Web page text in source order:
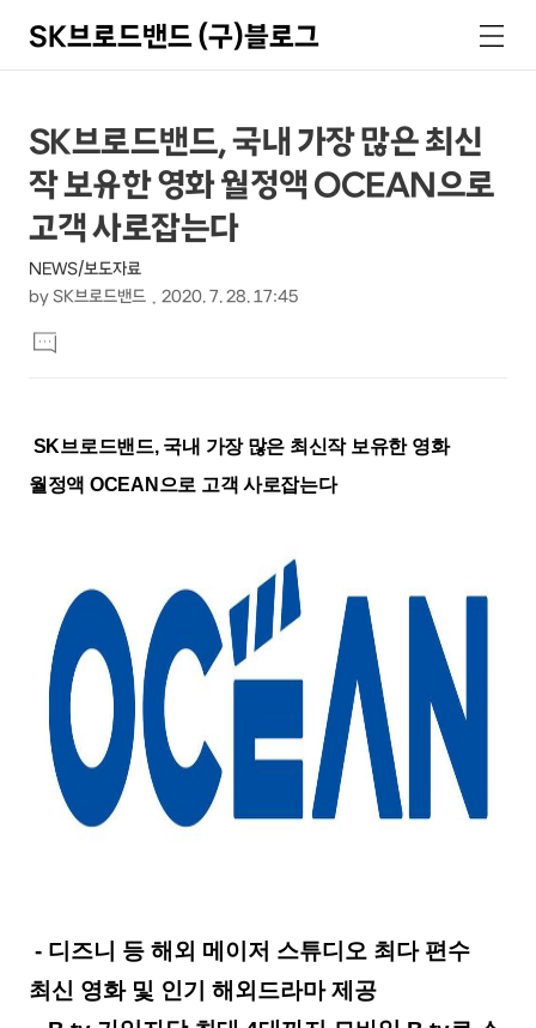
SK브로드밴드 (구)블로그
색
메
뉴
상
세
컨
텐
츠
본
문
제
목
SK브로드밴드, 국내 가장 많은 최신
작 보유한 영화 월정액 OCEAN으로
고객 사로잡는다
NEWS/보도자료
by SK브로드밴드 2020. 7. 28. 17:45
문
댓
글
SK브로드밴드, 국내 가장 많은 최신작 보유한 영화
월정액 OCEAN으로 고객 사로잡는다
- 디즈니 등 해외 메이저 스튜디오 최다 편수
최신 영화 및 인기 해외드라마 제공